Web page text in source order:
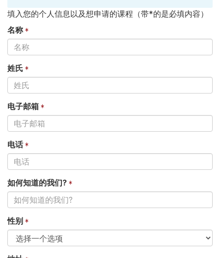
填入您的个人信息以及想申请的课程（带*的是必填内容）
名称
姓氏
电子邮箱
电话
如何知道的我们?
性别